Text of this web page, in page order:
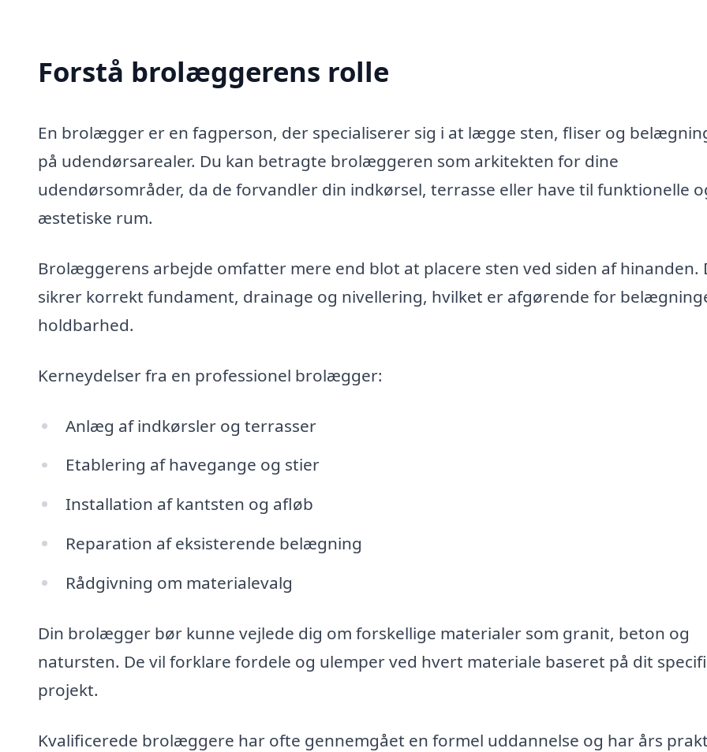
Forstå brolæggerens rolle
En brolægger er en fagperson, der specialiserer sig i at lægge sten, fliser og
på udendørsarealer. Du kan betragte brolæggeren som arkitekten for dine
udendørsområder, da de forvandler din indkørsel, terrasse eller have til funktionelle
æstetiske rum.
Brolæggerens arbejde omfatter mere end blot at placere sten ved siden af hinanden.
sikrer korrekt fundament, drainage og nivellering, hvilket er afgørende for
holdbarhed.
Kerneydelser fra en professionel brolægger:
Anlæg af indkørsler og terrasser
Etablering af havegange og stier
Installation af kantsten og afløb
Reparation af eksisterende belægning
Rådgivning om materialevalg
Din brolægger bør kunne vejlede dig om forskellige materialer som granit, beton og
natursten. De vil forklare fordele og ulemper ved hvert materiale baseret på dit
projekt.
Kvalificerede brolæggere har ofte gennemgået en formel uddannelse og har års